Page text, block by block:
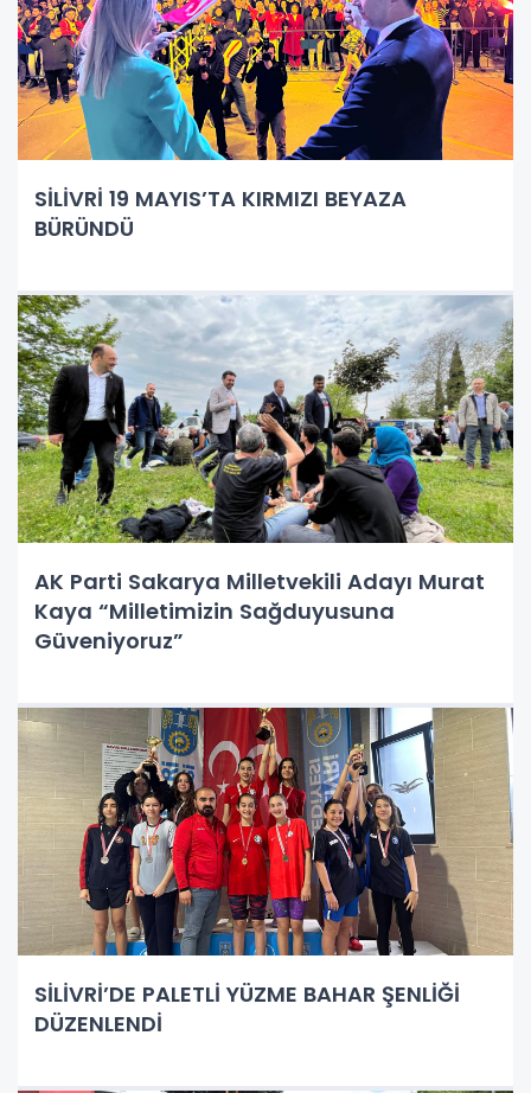
SİLİVRİ 19 MAYIS’TA KIRMIZI BEYAZA
BÜRÜNDÜ
AK Parti Sakarya Milletvekili Adayı Murat
Kaya “Milletimizin Sağduyusuna
Güveniyoruz”
SİLİVRİ’DE PALETLİ YÜZME BAHAR ŞENLİĞİ
DÜZENLENDİ